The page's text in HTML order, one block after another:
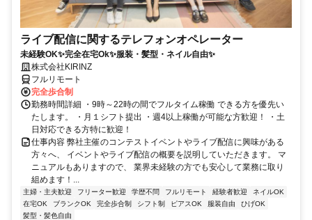
ライブ配信に関するテレフォンオペレーター
未経験OK✨完全在宅Ok✨服装・髪型・ネイル自由✨
株式会社KIRINZ
フルリモート
完全歩合制
勤務時間詳細 ・9時～22時の間でフルタイム稼働 できる方を優先い
たします。 ・月１シフト提出 ・週4以上稼働が可能な方歓迎！ ・土
日対応できる方特に歓迎！
仕事内容 弊社主催のコンテストイベントやライブ配信に興味がある
方々へ、 イベントやライブ配信の概要を説明していただきます。 マ
ニュアルもありますので、 業界未経験の方でも安心して業務に取り
組めます！...
主婦・主夫歓迎 フリーター歓迎 学歴不問 フルリモート 経験者歓迎
ネイルOK
在宅OK
ブランクOK 完全歩合制 シフト制 ピアスOK 服装自由
ひげOK
髪型・髪色自由